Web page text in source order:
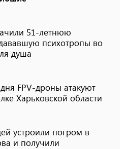
51-летнюю
психотропы во
душа
FPV-дроны атакуют
Харьковской области
устроили погром в
и получили